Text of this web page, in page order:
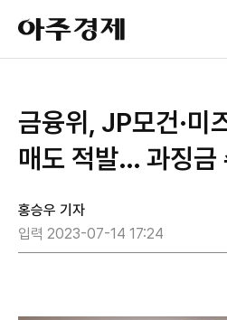
아
주
경
금융위, JP모건·미
매도 적발… 과징금
홍승우 기자
입력 2023-07-14 17:24